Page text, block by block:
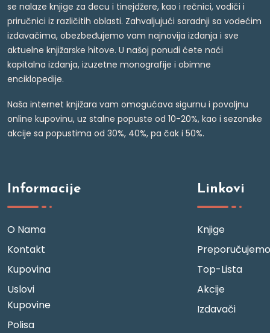
se nalaze knjige za decu i tinejdžere, kao i rečnici, vodiči i
priručnici iz različitih oblasti. Zahvaljujući saradnji sa vodećim
izdavačima, obezbeđujemo vam najnovija izdanja i sve
aktuelne knjižarske hitove. U našoj ponudi ćete naći
kapitalna izdanja, izuzetne monografije i obimne
enciklopedije.
Naša internet knjižara vam omogućava sigurnu i povoljnu
online kupovinu, uz stalne popuste od 10-20%, kao i sezonske
akcije sa popustima od 30%, 40%, pa čak i 50%.
Informacije
O Nama
Kontakt
Kupovina
Uslovi
Kupovine
Polisa
Linkovi
Knjige
Preporučujemo
Top-Lista
Akcije
Izdavači